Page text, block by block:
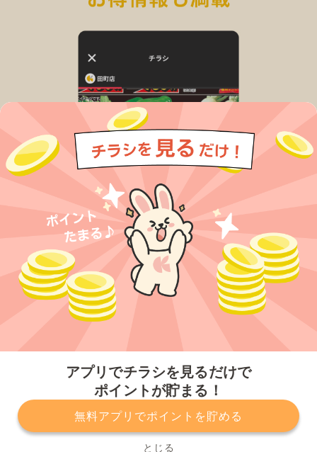
アプリでチラシを見るだけで
ポイントが貯まる！
無料アプリでポイントを貯める
とじる
プライバシーポリシー 利用規約
運営会社
サービスに関してのお問い合わせ